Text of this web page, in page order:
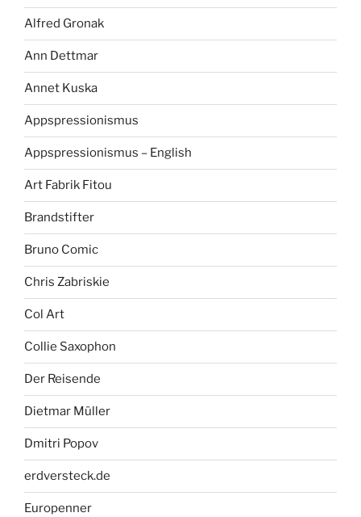
Alfred Gronak
Ann Dettmar
Annet Kuska
Appspressionismus
Appspressionismus – English
Art Fabrik Fitou
Brandstifter
Bruno Comic
Chris Zabriskie
Col Art
Collie Saxophon
Der Reisende
Dietmar Müller
Dmitri Popov
erdversteck.de
Europenner